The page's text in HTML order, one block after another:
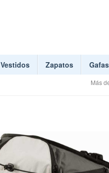
Vestidos Zapatos Gafas
Más